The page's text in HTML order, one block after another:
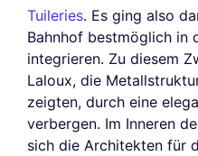
Tuileries. Es ging also
Bahnhof bestmöglich in
integrieren. Zu diesem
Laloux, die
zeigten, durch eine
verbergen. Im Inneren
sich die Architekten für